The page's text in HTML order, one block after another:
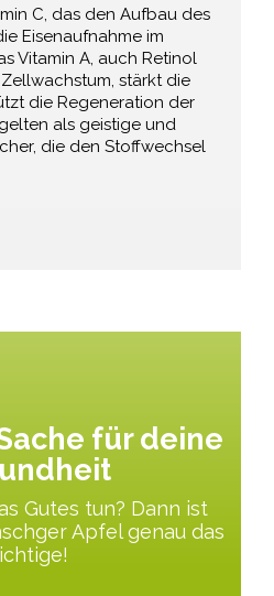
C, das den Aufbau des
Eisenaufnahme im
Vitamin A, auch Retinol
stärkt die
die Regeneration der
als geistige und
die den Stoffwechsel
für deine
Gutes tun? Dann ist
Apfel genau das